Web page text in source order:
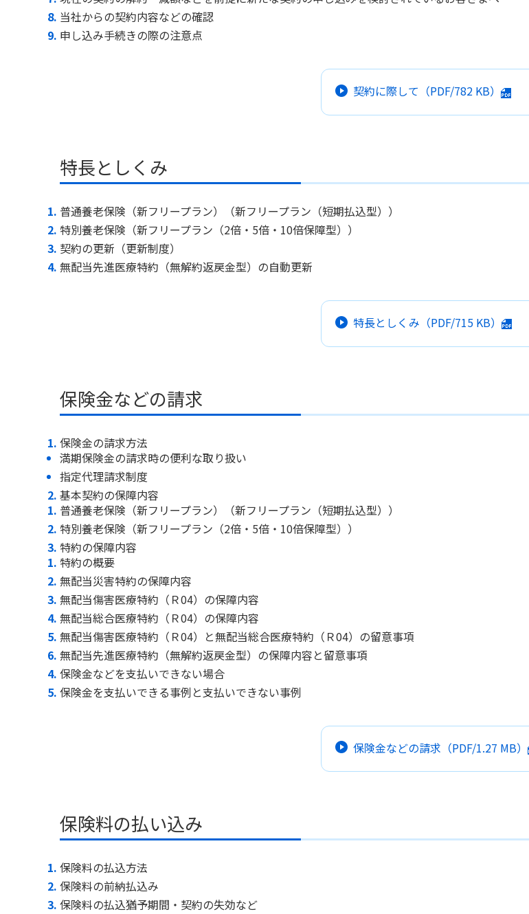
当社からの契約内容などの確認
申し込み手続きの際の注意点
契約に際して （PDF/782 KB）
特長としくみ
普通養老保険（新フリープラン）（新フリープラン（短期払込型））
特別養老保険（新フリープラン（2倍・5倍・10倍保障型））
契約の更新（更新制度）
無配当先進医療特約（無解約返戻金型）の自動更新
特長としくみ （PDF/715 KB）
保険金などの請求
保険金の請求方法
満期保険金の請求時の便利な取り扱い
指定代理請求制度
基本契約の保障内容
普通養老保険（新フリープラン）（新フリープラン（短期払込型））
特別養老保険（新フリープラン（2倍・5倍・10倍保障型））
特約の保障内容
特約の概要
無配当災害特約の保障内容
無配当傷害医療特約（Ｒ04）の保障内容
無配当総合医療特約（Ｒ04）の保障内容
無配当傷害医療特約（Ｒ04）と無配当総合医療特約（Ｒ04）の留意事項
無配当先進医療特約（無解約返戻金型）の保障内容と留意事項
保険金などを支払いできない場合
保険金を支払いできる事例と支払いできない事例
保険金などの請求 （PDF/1.27 MB）
保険料の払い込み
保険料の払込方法
保険料の前納払込み
保険料の払込猶予期間・契約の失効など